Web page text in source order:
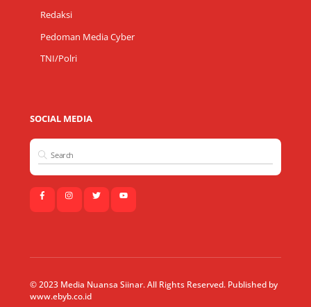
Redaksi
Pedoman Media Cyber
TNI/Polri
SOCIAL MEDIA
© 2023 Media Nuansa Siinar. All Rights Reserved. Published by
www.ebyb.co.id